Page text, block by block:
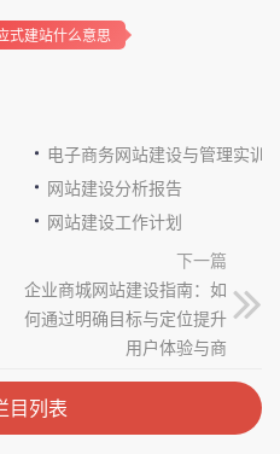
式建站什么意思
新征程电子商务网站建设与管理实训
网站建设分析报告
新征程网站建设工作计划
下一篇
企业商城网站建设指南：如
何通过明确目标与定位提升
用户体验与商
目列表